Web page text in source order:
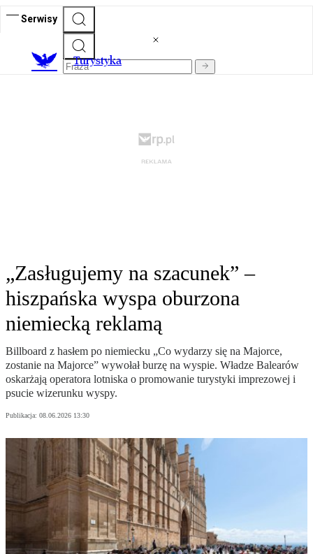
Serwisy
Turystyka
„Zasługujemy na szacunek” –
hiszpańska wyspa oburzona
niemiecką reklamą
Billboard z hasłem po niemiecku „Co wydarzy się na Majorce,
zostanie na Majorce” wywołał burzę na wyspie. Władze Balearów
oskarżają operatora lotniska o promowanie turystyki imprezowej i
psucie wizerunku wyspy.
Publikacja: 08.06.2026 13:30